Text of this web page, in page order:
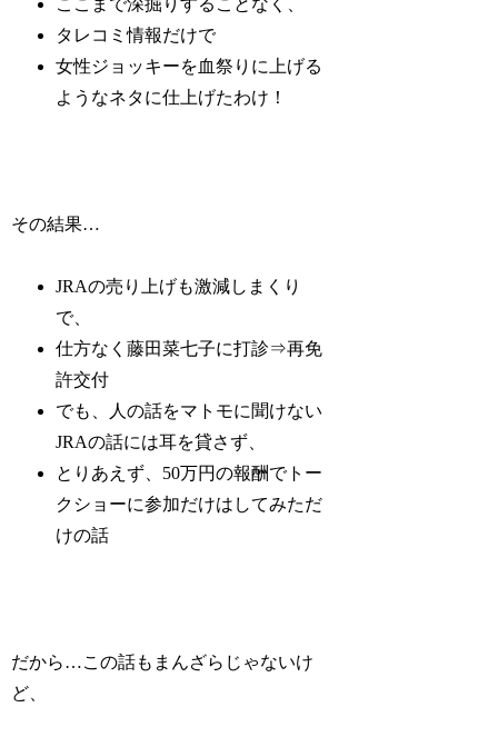
ここまで深掘りすることなく、
タレコミ情報だけで
女性ジョッキーを血祭りに上げる
ようなネタに仕上げたわけ！
その結果…
JRAの売り上げも激減しまくり
で、
仕方なく藤田菜七子に打診⇒再免
許交付
でも、人の話をマトモに聞けない
JRAの話には耳を貸さず、
とりあえず、50万円の報酬でトー
クショーに参加だけはしてみただ
けの話
だから…この話もまんざらじゃないけ
ど、